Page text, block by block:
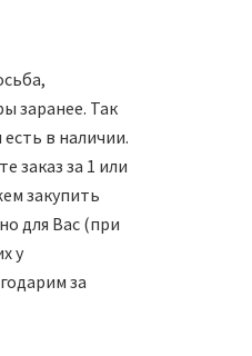
заранее. Так
в наличии.
заказ за 1 или
закупить
для Вас (при
у
за